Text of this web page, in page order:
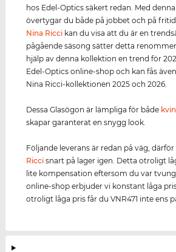
hos Edel-Optics säkert redan. Med
övertygar du både på jobbet och på
Nina Ricci kan du visa att du är en
pågående säsong sätter detta
hjälp av denna kollektion en trend för
Edel-Optics online-shop och kan fås
Nina Ricci-kollektionen 2025 och 2026.
Dessa Glasögon är lämpliga för både
skapar garanterat en snygg look.
Följande leverans är redan på väg, därför
Ricci snart på lager igen. Detta otroligt
lite kompensation eftersom du var
online-shop erbjuder vi konstant låga
otroligt låga pris får du VNR471 inte ens